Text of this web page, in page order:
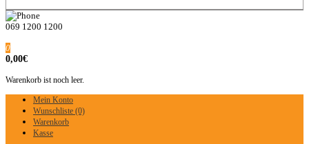
069 1200 1200
0
0,00€
Warenkorb ist noch leer.
Mein Konto
Wunschliste (0)
Warenkorb
Kasse